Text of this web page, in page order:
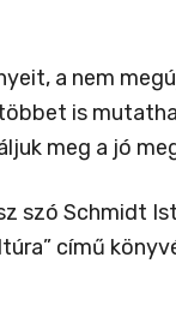
a nem
is
meg a jó
szó Schmidt
című